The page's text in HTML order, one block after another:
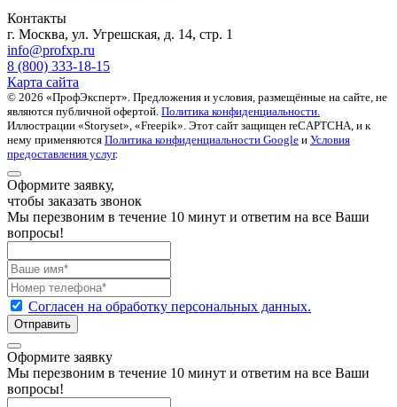
Контакты
г. Москва, ул. Угрешская, д. 14, стр. 1
info@profxp.ru
8 (800) 333-18-15
Карта сайта
© 2026 «ПрофЭксперт». Предложения и условия, размещённые на сайте, не
являются публичной офертой. Политика конфиденциальности.
Иллюстрации «Storyset», «Freepik». Этот сайт защищен reCAPTCHA , и к
нему применяются Политика конфиденциальности Google и Условия
предоставления услуг.
Оформите заявку,
чтобы заказать звонок
Мы перезвоним в течение 10 минут и ответим на все Ваши
вопросы!
Согласен на обработку персональных данных.
Отправить
Оформите заявку
Мы перезвоним в течение 10 минут и ответим на все Ваши
вопросы!